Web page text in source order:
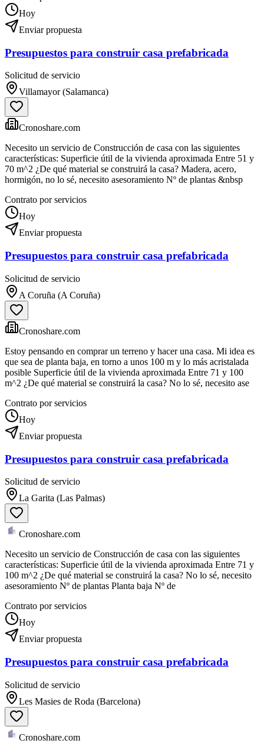
Hoy
Enviar propuesta
Presupuestos para construir casa prefabricada
Solicitud de servicio
Villamayor (Salamanca)
Cronoshare.com
Necesito un servicio de Construcción de casa con las siguientes
características: Superficie útil de la vivienda aproximada Entre 51 y
70 m^2 ¿De qué material se construirá la casa? Madera, acero,
hormigón, no lo sé, necesito asesoramiento Nº de plantas &nbsp
Contrato por servicios
Hoy
Enviar propuesta
Presupuestos para construir casa prefabricada
Solicitud de servicio
A Coruña (A Coruña)
Cronoshare.com
Estoy pensando en comprar un terreno y hacer una casa. Mi idea es
que sea de planta baja, en torno a unos 100 m y lo más acristalada
posible Superficie útil de la vivienda aproximada Entre 71 y 100
m^2 ¿De qué material se construirá la casa? No lo sé, necesito ase
Contrato por servicios
Hoy
Enviar propuesta
Presupuestos para construir casa prefabricada
Solicitud de servicio
La Garita (Las Palmas)
Cronoshare.com
Necesito un servicio de Construcción de casa con las siguientes
características: Superficie útil de la vivienda aproximada Entre 71 y
100 m^2 ¿De qué material se construirá la casa? No lo sé, necesito
asesoramiento Nº de plantas Planta baja Nº de
Contrato por servicios
Hoy
Enviar propuesta
Presupuestos para construir casa prefabricada
Solicitud de servicio
Les Masies de Roda (Barcelona)
Cronoshare.com